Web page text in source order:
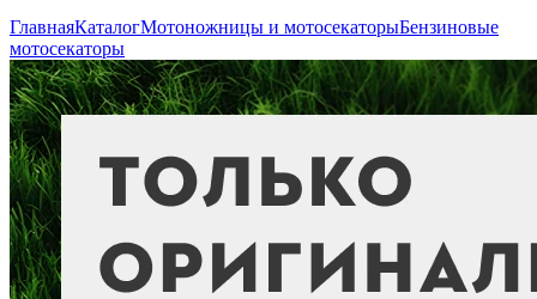
ГлавнаяКаталогМотоножницы и мотосекаторыБензиновые
мотосекаторы